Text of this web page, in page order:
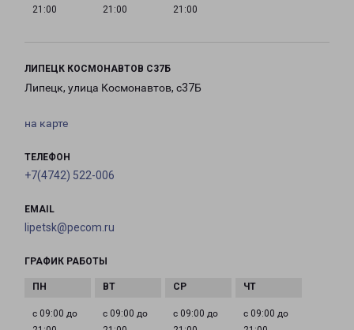
21:00
21:00
21:00
ЛИПЕЦК КОСМОНАВТОВ С37Б
Липецк, улица Космонавтов, с37Б
на карте
ТЕЛЕФОН
+7(4742) 522-006
EMAIL
lipetsk@pecom.ru
ГРАФИК РАБОТЫ
с 09:00 до
с 09:00 до
с 09:00 до
с 09:00 до